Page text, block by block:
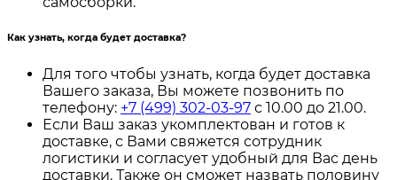
Как узнать, когда будет доставка?
Для того чтобы узнать, когда будет доставка
Вашего заказа, Вы можете позвонить по
телефону: +7 (499) 302-03-97 с 10.00 до 21.00.
Если Ваш заказ укомплектован и готов к
доставке, с Вами свяжется сотрудник
логистики и согласует удобный для Вас день
доставки. Также он сможет назвать половину